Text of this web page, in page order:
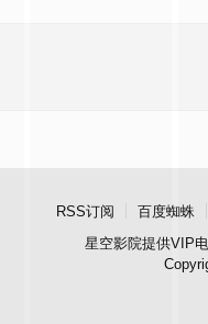
RSS订阅 百度蜘蛛
星空影院提供VIP